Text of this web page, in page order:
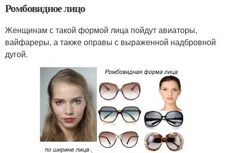
Ромбовидное лицо
Женщинам с такой формой лица пойдут авиаторы,
вайфареры, а также оправы с выраженной надбровной
дугой.